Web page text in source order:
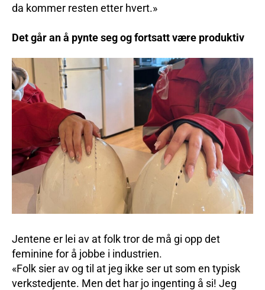
da kommer resten etter hvert.»
Det går an å pynte seg og fortsatt være produktiv
Jentene er lei av at folk tror de må gi opp det
feminine for å jobbe i industrien.
«Folk sier av og til at jeg ikke ser ut som en typisk
verkstedjente. Men det har jo ingenting å si! Jeg